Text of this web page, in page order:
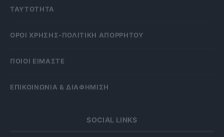
ΤΑΥΤΟΤΗΤΑ
OΡΟΙ ΧΡΗΣΗΣ-ΠΟΛΙΤΙΚΗ ΑΠΟΡΡΗΤΟΥ
ΠΟΙΟΙ ΕΙΜΑΣΤΕ
ΕΠΙΚΟΙΝΩΝΙΑ & ΔΙΑΦΗΜΙΣΗ
SOCIAL LINKS